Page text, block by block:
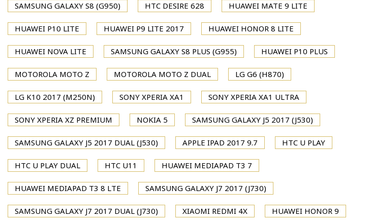
SAMSUNG GALAXY S8 (G950) HTC DESIRE 628 HUAWEI MATE 9 LITE
HUAWEI P10 LITE HUAWEI P9 LITE 2017 HUAWEI HONOR 8 LITE
HUAWEI NOVA LITE SAMSUNG GALAXY S8 PLUS (G955) HUAWEI P10 PLUS
MOTOROLA MOTO Z MOTOROLA MOTO Z DUAL LG G6 (H870)
LG K10 2017 (M250N) SONY XPERIA XA1 SONY XPERIA XA1 ULTRA
SONY XPERIA XZ PREMIUM NOKIA 5 SAMSUNG GALAXY J5 2017 (J530)
SAMSUNG GALAXY J5 2017 DUAL (J530) APPLE IPAD 2017 9.7 HTC U PLAY
HTC U PLAY DUAL HTC U11 HUAWEI MEDIAPAD T3 7
HUAWEI MEDIAPAD T3 8 LTE SAMSUNG GALAXY J7 2017 (J730)
SAMSUNG GALAXY J7 2017 DUAL (J730) XIAOMI REDMI 4X HUAWEI HONOR 9